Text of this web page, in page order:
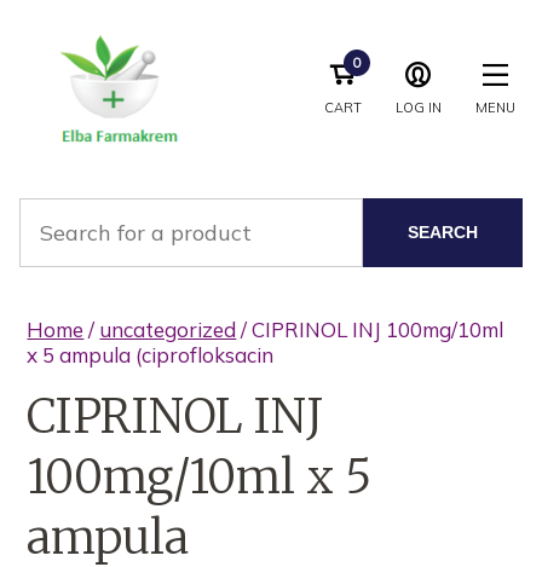
CART
0
LOG IN MENU
SEARCH
Home / uncategorized / CIPRINOL INJ 100mg/10ml
x 5 ampula (ciprofloksacin
CIPRINOL INJ
100mg/10ml x 5
ampula